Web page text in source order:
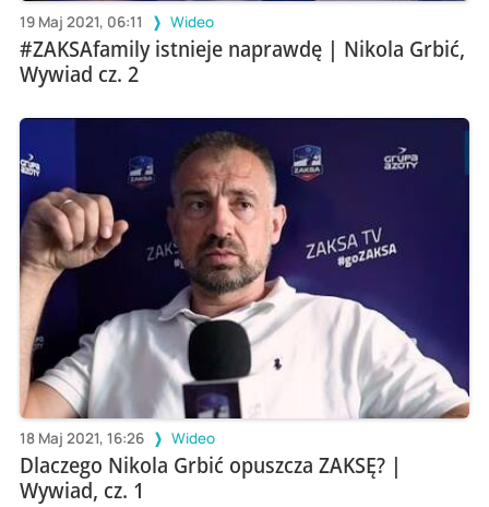
19 Maj 2021, 06:11 Wideo
#ZAKSAfamily istnieje naprawdę | Nikola Grbić,
Wywiad cz. 2
18 Maj 2021, 16:26 Wideo
Dlaczego Nikola Grbić opuszcza ZAKSĘ? |
Wywiad, cz. 1